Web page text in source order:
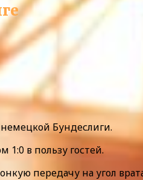
Бундеслиги.
1:0 в пользу гостей.
передачу на угол